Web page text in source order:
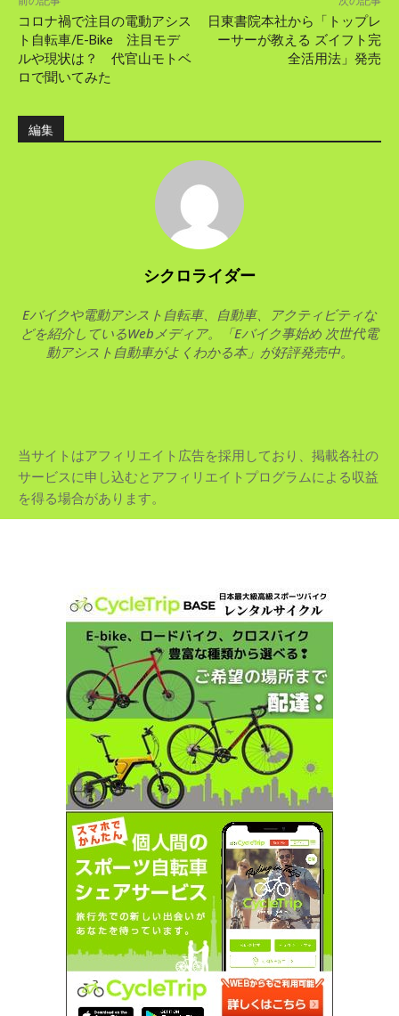
コロナ禍で注目の電動アシス
ト自転車/E-Bike 注目モデ
ルや現状は？ 代官山モトベ
ロで聞いてみた
日東書院本社から「トップレ
ーサーが教える ズイフト完
全活用法」発売
編集
シクロライダー
Eバイクや電動アシスト自転車、自動車、アクティビティな
どを紹介しているWebメディア。「Eバイク事始め 次世代電
動アシスト自動車がよくわかる本」が好評発売中。
当サイトはアフィリエイト広告を採用しており、掲載各社の
サービスに申し込むとアフィリエイトプログラムによる収益
を得る場合があります。